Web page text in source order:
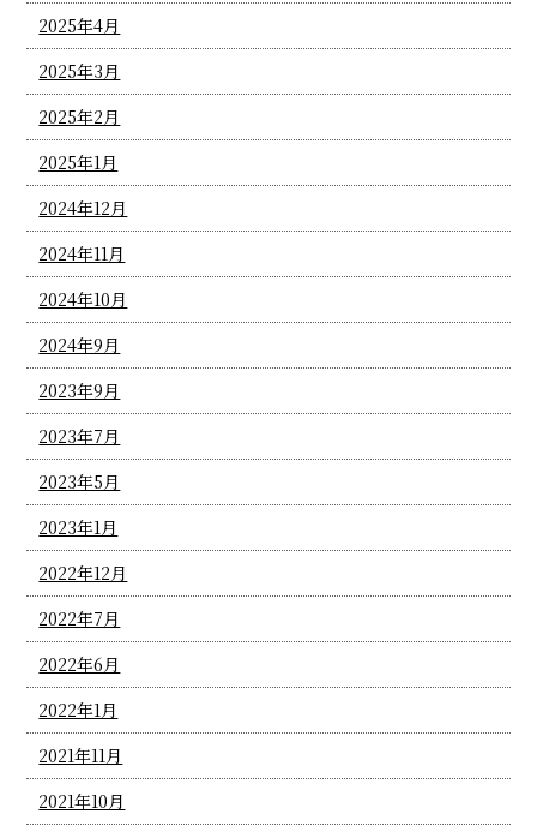
2025年4月
2025年3月
2025年2月
2025年1月
2024年12月
2024年11月
2024年10月
2024年9月
2023年9月
2023年7月
2023年5月
2023年1月
2022年12月
2022年7月
2022年6月
2022年1月
2021年11月
2021年10月